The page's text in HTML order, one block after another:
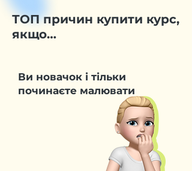
ТОП причин купити курс,
якщо…
Ви новачок і тільки
починаєте малювати